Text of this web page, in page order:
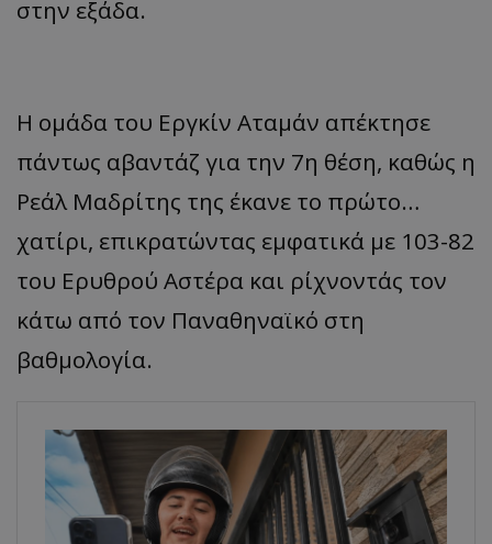
στην εξάδα.
Η ομάδα του Εργκίν Αταμάν απέκτησε
πάντως αβαντάζ για την 7η θέση, καθώς η
Ρεάλ Μαδρίτης της έκανε το πρώτο…
χατίρι, επικρατώντας εμφατικά με 103-82
του Ερυθρού Αστέρα και ρίχνοντάς τον
κάτω από τον Παναθηναϊκό στη
βαθμολογία.